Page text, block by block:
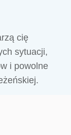
cię
sytuacji,
i powolne